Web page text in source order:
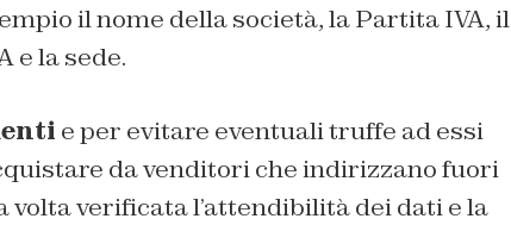
il nome della società, la Partita IVA, il
e la sede.
e per evitare eventuali truffe ad essi
da venditori che indirizzano fuori
volta verificata l’attendibilità dei dati e la